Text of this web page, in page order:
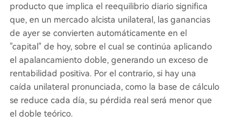
producto que implica el reequilibrio diario significa
que, en un mercado alcista unilateral, las ganancias
de ayer se convierten automáticamente en el
"capital" de hoy, sobre el cual se continúa aplicando
el apalancamiento doble, generando un exceso de
rentabilidad positiva. Por el contrario, si hay una
caída unilateral pronunciada, como la base de cálculo
se reduce cada día, su pérdida real será menor que
el doble teórico.